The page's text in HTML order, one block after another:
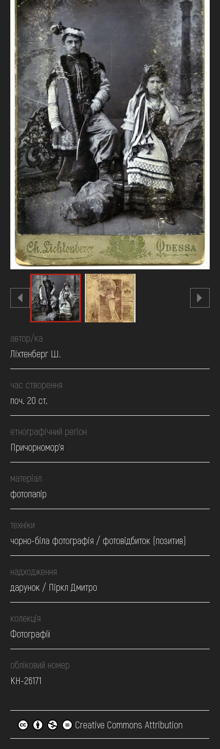
ОНЛАЙН-КРАМНИЦЯ
ПІДТРИМАТИ
автор/ка
Ліхтенберг Ш.
час створення
поч. 20 ст.
етнографічний регіон
Причорномор'я
матеріал
фотопапір
техніки
чорно-біла фотографія / фотовідбиток (позитив)
надходження
дарунок / Піркл Дмитро
колекція
Фотографії
обліковий номер
КН-26171
Creative Commons Attribution